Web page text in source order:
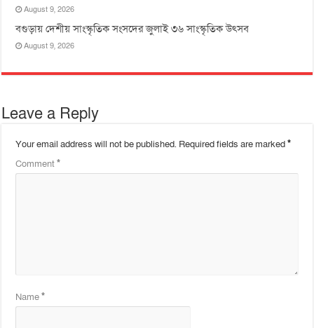
August 9, 2026
বগুড়ায় দেশীয় সাংস্কৃতিক সংসদের জুলাই ৩৬ সাংস্কৃতিক উৎসব
August 9, 2026
Leave a Reply
Your email address will not be published. Required fields are marked*
Comment*
Name*